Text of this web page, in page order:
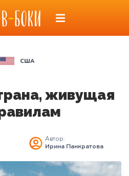
США
живущая
Автор:
Ирина Панкратова